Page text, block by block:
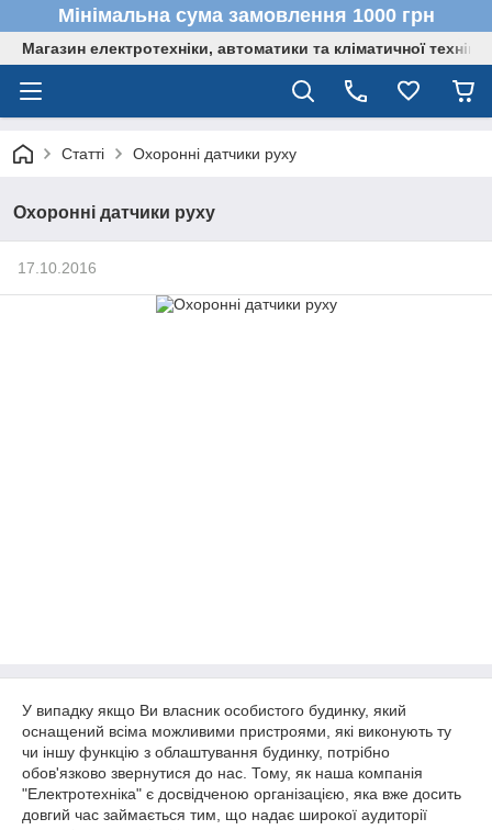
Мінімальна сума замовлення 1000 грн
Магазин електротехніки, автоматики та кліматичної техніки
Статті Охоронні датчики руху
Охоронні датчики руху
17.10.2016
У випадку якщо Ви власник особистого будинку, який
оснащений всіма можливими пристроями, які виконують ту
чи іншу функцію з облаштування будинку, потрібно
обов'язково звернутися до нас. Тому, як наша компанія
"Електротехніка" є досвідченою організацією, яка вже досить
довгий час займається тим, що надає широкої аудиторії